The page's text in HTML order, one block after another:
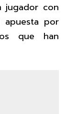
jugador con
apuesta por
que han